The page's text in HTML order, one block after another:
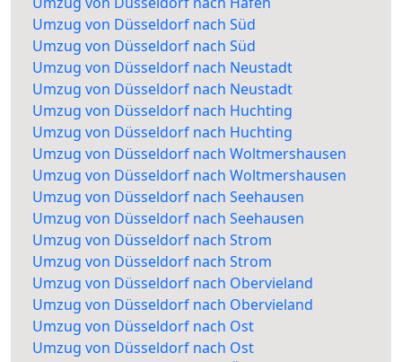
Umzug von Düsseldorf nach Süd
Umzug von Düsseldorf nach Süd
Umzug von Düsseldorf nach Neustadt
Umzug von Düsseldorf nach Neustadt
Umzug von Düsseldorf nach Huchting
Umzug von Düsseldorf nach Huchting
Umzug von Düsseldorf nach Woltmershausen
Umzug von Düsseldorf nach Woltmershausen
Umzug von Düsseldorf nach Seehausen
Umzug von Düsseldorf nach Seehausen
Umzug von Düsseldorf nach Strom
Umzug von Düsseldorf nach Strom
Umzug von Düsseldorf nach Obervieland
Umzug von Düsseldorf nach Obervieland
Umzug von Düsseldorf nach Ost
Umzug von Düsseldorf nach Ost